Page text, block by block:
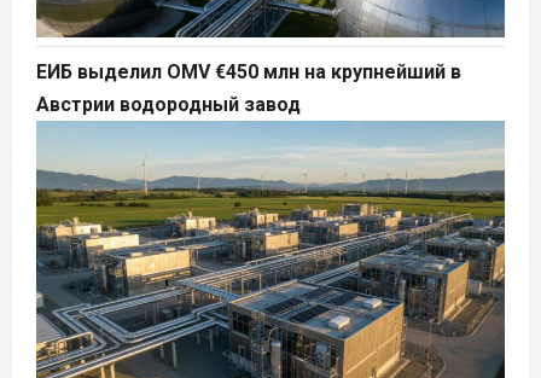
ЕИБ выделил OMV €450 млн на крупнейший в
Австрии водородный завод